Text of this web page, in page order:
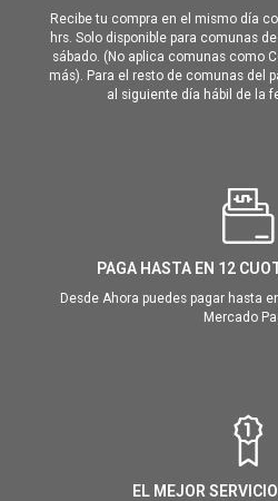
Recibe tu compra en el mismo día
hrs. Solo disponible para comunas
sábado. (No aplica comunas como
más). Para el resto de comunas del
al siguiente día hábil de la
PAGA HASTA EN 12
Desde Ahora puedes pagar hasta
Mercado
EL MEJOR